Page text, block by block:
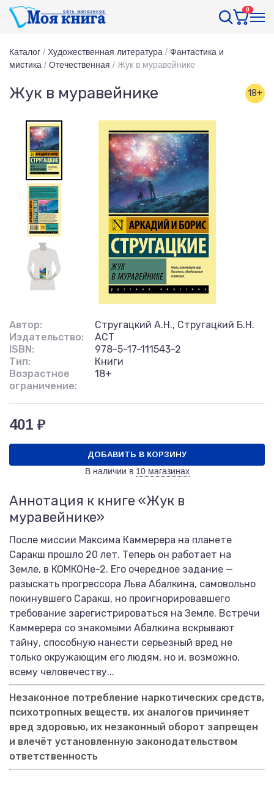
0
Каталог / Художественная литература / Фантастика и
мистика / Отечественная / Жук в муравейнике
Жук в муравейнике 18+
Автор:
Стругацкий А.Н., Стругацкий Б.Н.
Издательство:
АСТ
ISBN:
978-5-17-111543-2
Тип:
Книги
Возрастное
ограничение:
18+
401 ₽
ДОБАВИТЬ В КОРЗИНУ
В наличии в 10 магазинах
Аннотация к книге «Жук в
муравейнике»
После миссии Максима Каммерера на планете
Саракш прошло 20 лет. Теперь он работает на
Земле, в КОМКОНе-2. Его очередное задание —
разыскать прогрессора Льва Абалкина, самовольно
покинувшего Саракш, но проигнорировавшего
требование зарегистрироваться на Земле. Встречи
Каммерера со знакомыми Абалкина вскрывают
тайну, способную нанести серьезный вред не
только окружающим его людям, но и, возможно,
всему человечеству...
Незаконное потребление наркотических средств,
психотропных веществ, их аналогов причиняет
вред здоровью, их незаконный оборот запрещен
и влечёт установленную законодательством
ответственность